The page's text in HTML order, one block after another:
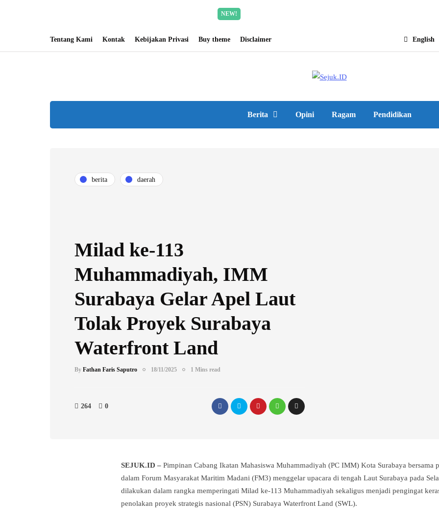
NEW!
Tentang Kami Kontak Kebijakan Privasi Buy theme Disclaimer English
Berita Opini Ragam Pendidikan
berita daerah
Milad ke-113
Muhammadiyah, IMM
Surabaya Gelar Apel Laut
Tolak Proyek Surabaya
Waterfront Land
By Fathan Faris Saputro 18/11/2025 1 Mins read
264 0
SEJUK.ID – Pimpinan Cabang Ikatan Mahasiswa Muhammadiyah (PC IMM) Kota Surabaya bersama
dalam Forum Masyarakat Maritim Madani (FM3) menggelar upacara di tengah Laut Surabaya pada
dilakukan dalam rangka memperingati Milad ke-113 Muhammadiyah sekaligus menjadi pengingat
penolakan proyek strategis nasional (PSN) Surabaya Waterfront Land (SWL).